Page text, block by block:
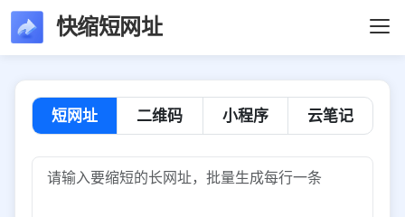
快缩短网址
短网址 二维码 小程序 云笔记